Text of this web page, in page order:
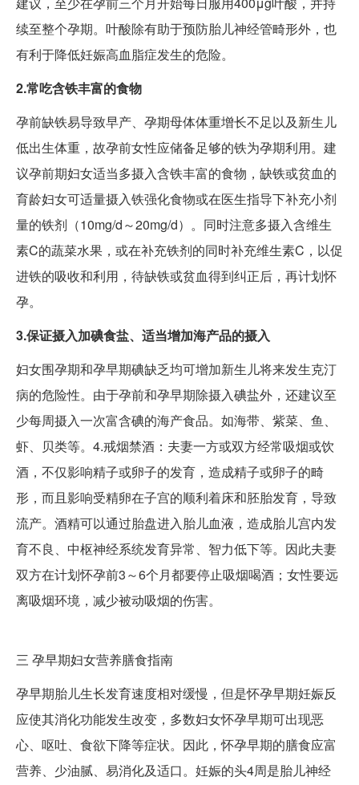
续至整个孕期。叶酸除有助于预防胎儿神经管畸形外，也
有利于降低妊娠高血脂症发生的危险。
2.常吃含铁丰富的食物
孕前缺铁易导致早产、孕期母体体重增长不足以及新生儿
低出生体重，故孕前女性应储备足够的铁为孕期利用。建
议孕前期妇女适当多摄入含铁丰富的食物，缺铁或贫血的
育龄妇女可适量摄入铁强化食物或在医生指导下补充小剂
量的铁剂（10mg/d～20mg/d）。同时注意多摄入含维生
素C的蔬菜水果，或在补充铁剂的同时补充维生素C，以促
进铁的吸收和利用，待缺铁或贫血得到纠正后，再计划怀
孕。
3.保证摄入加碘食盐、适当增加海产品的摄入
妇女围孕期和孕早期碘缺乏均可增加新生儿将来发生克汀
病的危险性。由于孕前和孕早期除摄入碘盐外，还建议至
少每周摄入一次富含碘的海产食品。如海带、紫菜、鱼、
虾、贝类等。4.戒烟禁酒：夫妻一方或双方经常吸烟或饮
酒，不仅影响精子或卵子的发育，造成精子或卵子的畸
形，而且影响受精卵在子宫的顺利着床和胚胎发育，导致
流产。酒精可以通过胎盘进入胎儿血液，造成胎儿宫内发
育不良、中枢神经系统发育异常、智力低下等。因此夫妻
双方在计划怀孕前3～6个月都要停止吸烟喝酒；女性要远
离吸烟环境，减少被动吸烟的伤害。
三 孕早期妇女营养膳食指南
孕早期胎儿生长发育速度相对缓慢，但是怀孕早期妊娠反
应使其消化功能发生改变，多数妇女怀孕早期可出现恶
心、呕吐、食欲下降等症状。因此，怀孕早期的膳食应富
营养、少油腻、易消化及适口。妊娠的头4周是胎儿神经